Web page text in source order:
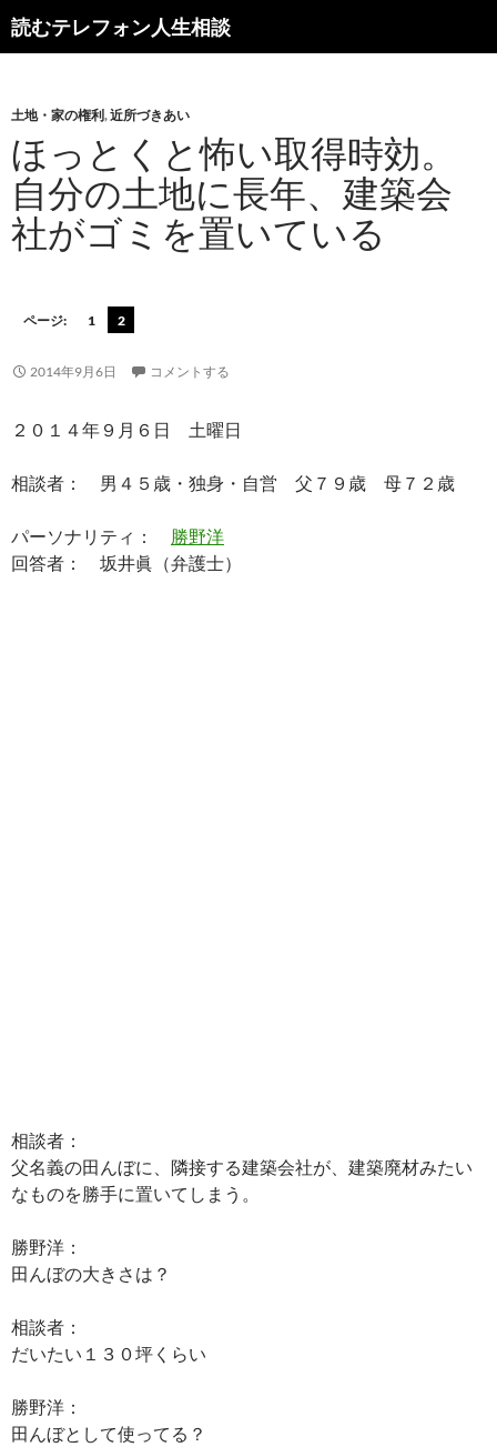
読むテレフォン人生相談
土地・家の権利,近所づきあい
ほっとくと怖い取得時効。
自分の土地に長年、建築会
社がゴミを置いている
ページ: 1 2
2014年9月6日 コメントする
２０１４年９月６日 土曜日
相談者： 男４５歳・独身・自営 父７９歳 母７２歳
パーソナリティ： 勝野洋
回答者： 坂井眞（弁護士）
相談者：
父名義の田んぼに、隣接する建築会社が、建築廃材みたい
なものを勝手に置いてしまう。
勝野洋：
田んぼの大きさは？
相談者：
だいたい１３０坪くらい
勝野洋：
田んぼとして使ってる？